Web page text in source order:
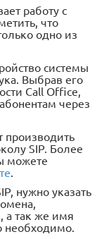
работу с
что
одно из
системы
Выбрав его
Call Office,
через
SIP. Более
можете
.
нужно указать
а так же имя
необходимо.